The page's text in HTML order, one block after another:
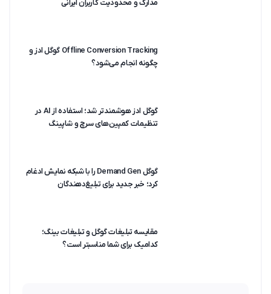
مدارک و محدودیت کاربران ایرانی
Offline Conversion Tracking گوگل ادز و
چگونه انجام می‌شود؟
گوگل ادز هوشمندتر شد؛ استفاده از AI در
تنظیمات کمپین‌های سرچ و شاپینگ
گوگل Demand Gen را با شبکه نمایش ادغام
کرد؛ خبر جدید برای تبلیغ‌دهندگان
مقایسه تبلیغات گوگل و تبلیغات بینگ؛
کدامیک برای شما مناسبتر است؟